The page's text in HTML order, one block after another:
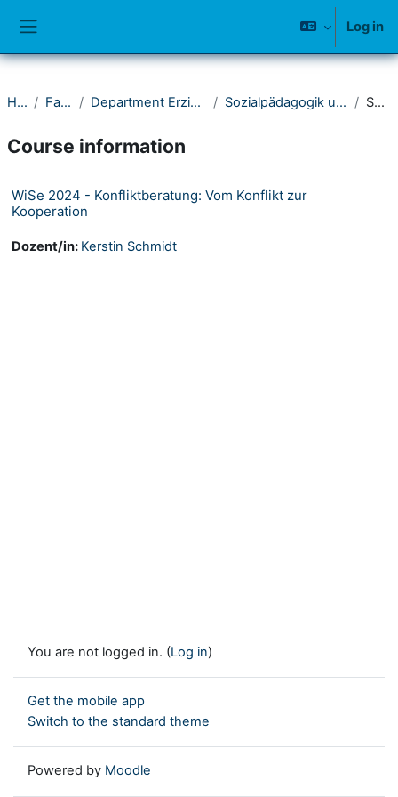
Log in
Home Fakultät II Department Erziehungswissenschaft Sozialpädagogik und Sozialarbeit (ISPA) Summary
Course information
WiSe 2024 - Konfliktberatung: Vom Konflikt zur
Kooperation
Dozent/in: Kerstin Schmidt
You are not logged in. (Log in)
Get the mobile app
Switch to the standard theme
Powered by Moodle